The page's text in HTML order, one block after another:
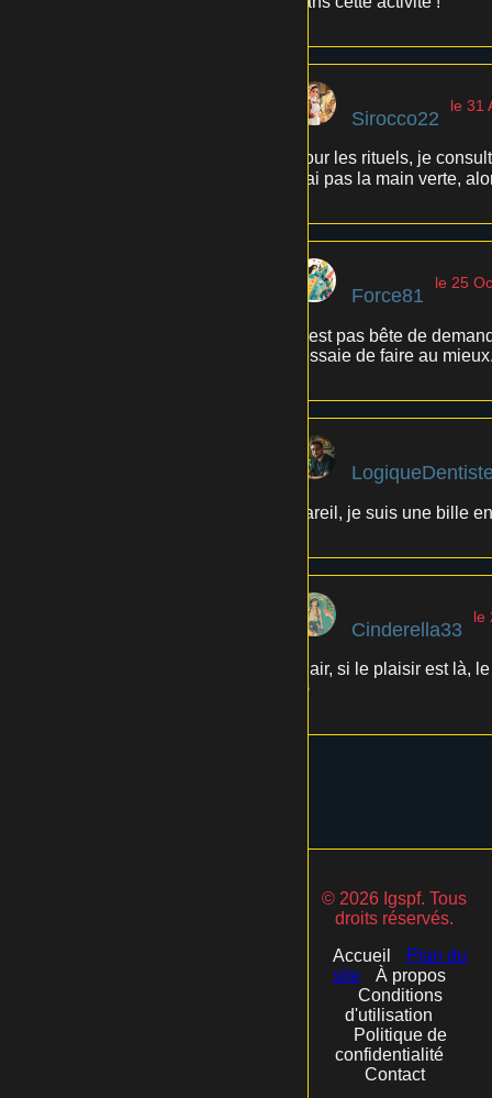
Sirocco22
le 31
Pour les rituels, je
n'ai pas la main verte,
Force81
le 25
C'est pas bête de
j'essaie de faire au
Pareil, je suis une bille
Cinderella33
le
Clair, si le plaisir est là,
😉
© 2026 Igspf. Tous
droits réservés.
Accueil
Plan du
site
À propos
Conditions
d'utilisation
Politique de
confidentialité
Contact